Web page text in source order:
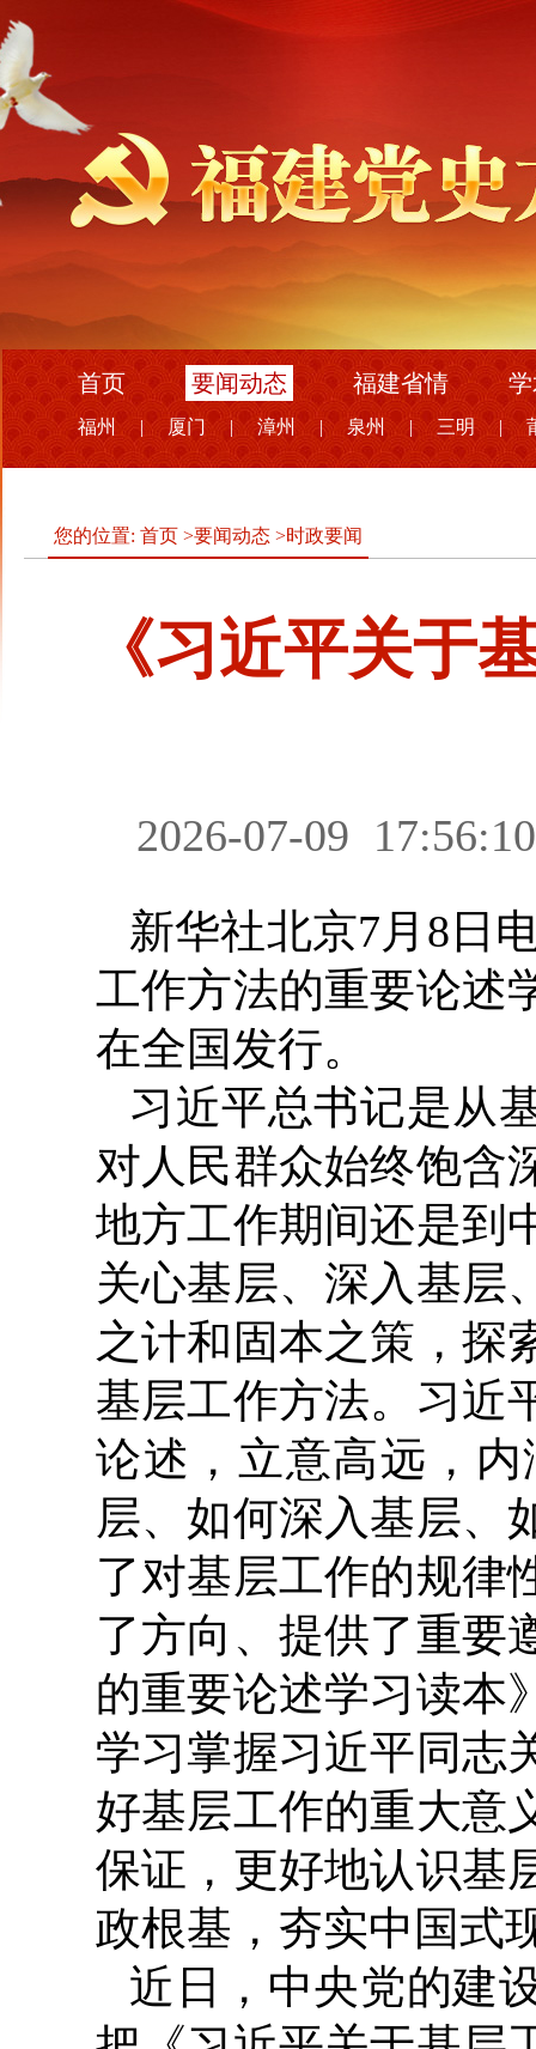
首页 要闻动态 福建省情
福州 | 厦门 | 漳州 | 泉州 | 三明 |
您的位置: 首页 >要闻动态 >时政要闻
《习近平关于
2026-07-09 17:56:10
新华社北京7月8日
工作方法的重要论述
在全国发行。
习近平总书记是从
对人民群众始终饱含
地方工作期间还是到
关心基层、深入基层
之计和固本之策，探
基层工作方法。习近
论述，立意高远，
层、如何深入基层、
了对基层工作的规律
了方向、提供了重要
的重要论述学习读本
学习掌握习近平同志
好基层工作的重大意
保证，更好地认识基
政根基，夯实中国式
近日，中央党的建